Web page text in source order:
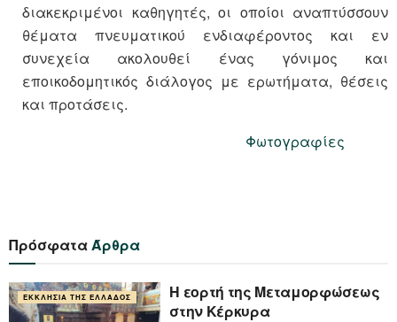
διακεκριμένοι καθηγητές, οι οποίοι αναπτύσσουν
θέματα πνευματικού ενδιαφέροντος και εν
συνεχεία ακολουθεί ένας γόνιμος και
εποικοδομητικός διάλογος με ερωτήματα, θέσεις
και προτάσεις.
Φωτογραφίες
ΠρόσφαταΆρθρα
ΕΚΚΛΗΣΊΑ ΤΗΣ ΕΛΛΆΔΟΣ
Η εορτή της Μεταμορφώσεως
στην Κέρκυρα